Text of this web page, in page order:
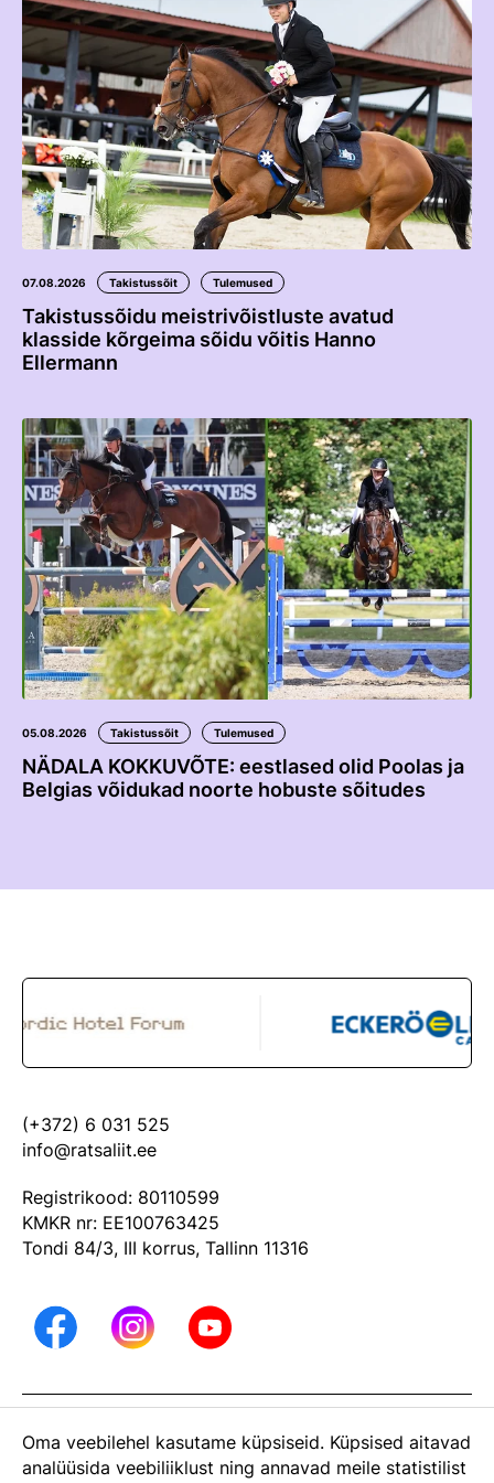
Edetabelid
Ametnikud
Koolitused
Välisvõistlustel Osaleja Meelespea
VOLTIŽEERIMINE
Välisvõistlustel Osaleja Meelespea
07.08.2026 Takistussõit Tulemused
Takistussõidu meistrivõistluste avatud
klasside kõrgeima sõidu võitis Hanno
Ellermann
05.08.2026 Takistussõit Tulemused
NÄDALA KOKKUVÕTE: eestlased olid Poolas ja
Belgias võidukad noorte hobuste sõitudes
(+372) 6 031 525
info@ratsaliit.ee
Registrikood: 80110599
KMKR nr: EE100763425
Tondi 84/3, III korrus, Tallinn 11316
Eesti Ratsaspordi Liit on Eesti Olümpiakomitee liige
Oma veebilehel kasutame küpsiseid. Küpsised aitavad
analüüsida veebiliiklust ning annavad meile statistilist